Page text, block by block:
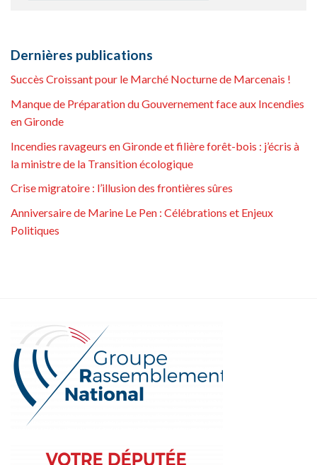
Dernières publications
Succès Croissant pour le Marché Nocturne de Marcenais !
Manque de Préparation du Gouvernement face aux Incendies
en Gironde
Incendies ravageurs en Gironde et filière forêt-bois : j’écris à
la ministre de la Transition écologique
Crise migratoire : l’illusion des frontières sûres
Anniversaire de Marine Le Pen : Célébrations et Enjeux
Politiques